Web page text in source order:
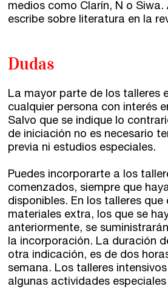
medios como Clarín, Ñ o Siwa.
escribe sobre literatura en la
Dudas
La mayor parte de los talleres
cualquier persona con interés
Salvo que se indique lo
de iniciación no es necesario
previa ni estudios especiales.
Puedes incorporarte a los
comenzados, siempre que
disponibles. En los talleres que
materiales extra, los que se
anteriormente, se
la incorporación. La duración
otra indicación, es de dos
semana. Los talleres
algunas actividades